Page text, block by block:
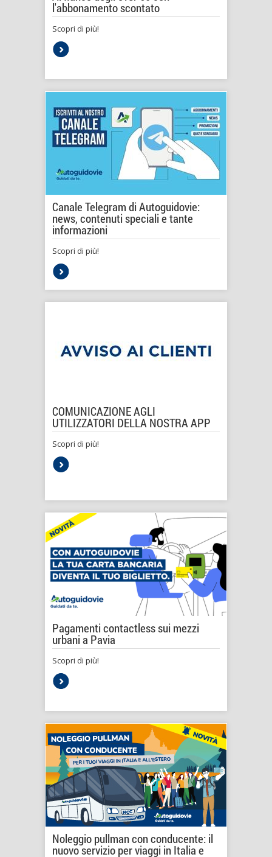
l'abbonamento scontato
Scopri di più!
Canale Telegram di Autoguidovie:
news, contenuti speciali e tante
informazioni
Scopri di più!
COMUNICAZIONE AGLI
UTILIZZATORI DELLA NOSTRA APP
Scopri di più!
Pagamenti contactless sui mezzi
urbani a Pavia
Scopri di più!
Noleggio pullman con conducente: il
nuovo servizio per viaggi in Italia e